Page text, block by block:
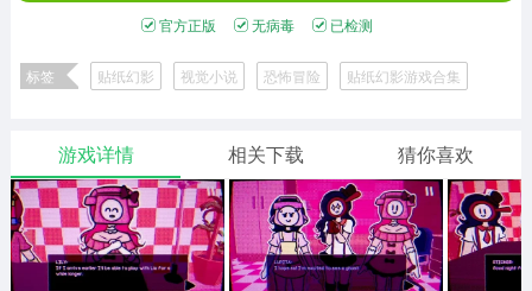
1958款应用
二次元
模拟经营
传奇手游
仙侠手游
485款应用
手赚网赚
446款应用
绝地求生
34款应用
三国游戏
我的世界
像素游戏
官方正版 无病毒 已检测
标签 贴纸幻影 视觉小说 恐怖冒险 贴纸幻影游戏合集
游戏详情 相关下载 猜你喜欢